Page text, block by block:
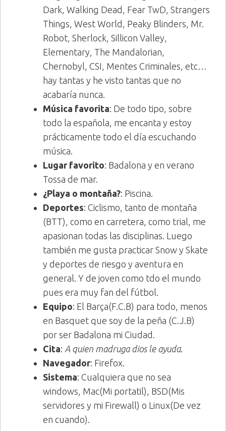
Dark, Walking Dead, Fear TwD, Strangers
Things, West World, Peaky Blinders, Mr.
Robot, Sherlock, Sillicon Valley,
Elementary, The Mandalorian,
Chernobyl, CSI, Mentes Criminales, etc…
hay tantas y he visto tantas que no
acabaría nunca.
Música favorita: De todo tipo, sobre
todo la española, me encanta y estoy
prácticamente todo el día escuchando
música.
Lugar favorito: Badalona y en verano
Tossa de mar.
¿Playa o montaña?: Piscina.
Deportes: Ciclismo, tanto de montaña
(BTT), como en carretera, como trial, me
apasionan todas las disciplinas. Luego
también me gusta practicar Snow y Skate
y deportes de riesgo y aventura en
general. Y de joven como tdo el mundo
pues era muy fan del fútbol.
Equipo: El Barça(F.C.B) para todo, menos
en Basquet que soy de la peña (C.J.B)
por ser Badalona mi Ciudad.
Cita: A quien madruga dios le ayuda.
Navegador: Firefox.
Sistema: Cualquiera que no sea
windows, Mac(Mi portatil), BSD(Mis
servidores y mi Firewall) o Linux(De vez
en cuando).